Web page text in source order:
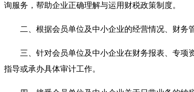
询服务，帮助企业正确理解与运用财税政策制度。
二、根据会员单位及中小企业的经营情况、财务
三、针对会员单位及中小企业在财务报表、专项
指导或承办具体审计工作。